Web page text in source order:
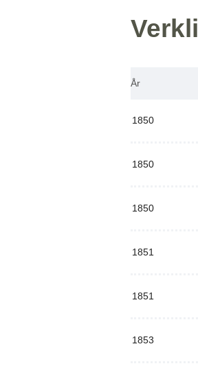
År
1850
1850
1850
1851
1851
1853